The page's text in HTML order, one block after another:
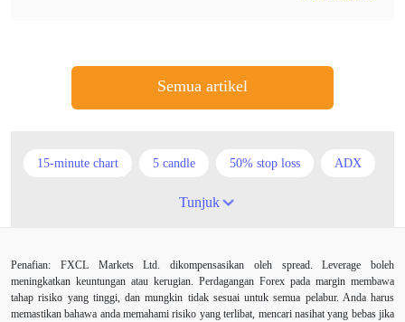
Semua artikel
15-minute chart 5 candle 50% stop loss ADX
Akaun cent
Analisis teknikal Android Arah menaik
Asian session Australia Average True Range
Tunjuk
Penafian: FXCL Markets Ltd. dikompensasikan oleh spread. Leverage boleh
meningkatkan keuntungan atau kerugian. Perdagangan Forex pada margin membawa
tahap risiko yang tinggi, dan mungkin tidak sesuai untuk semua pelabur. Anda harus
memastikan bahawa anda memahami risiko yang terlibat, mencari nasihat yang bebas jika